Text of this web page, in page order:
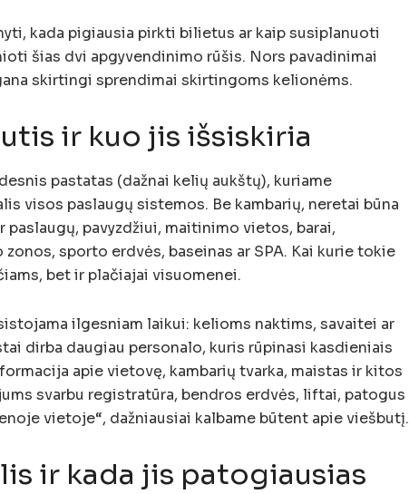
kada pigiausia pirkti bilietus ar kaip susiplanuoti
šias dvi apgyvendinimo rūšis. Nors pavadinimai
skirtingi sprendimai skirtingoms kelionėms.
ir kuo jis išsiskiria
pastatas (dažnai kelių aukštų), kuriame
visos paslaugų sistemos. Be kambarių, neretai būna
pavyzdžiui, maitinimo vietos, barai,
sporto erdvės, baseinas ar SPA. Kai kurie tokie
bet ir plačiajai visuomenei.
ilgesniam laikui: kelioms naktims, savaitei ar
dirba daugiau personalo, kuris rūpinasi kasdieniais
apie vietovę, kambarių tvarka, maistas ir kitos
svarbu registratūra, bendros erdvės, liftai, patogus
vietoje“, dažniausiai kalbame būtent apie viešbutį.
ir kada jis patogiausias